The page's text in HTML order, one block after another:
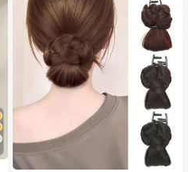
#2 ขายดี
ใน เส้นใยสังเคราะห์ เครื่องประดับผมผู้หญิง